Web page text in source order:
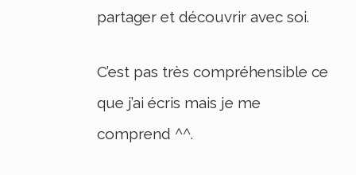
partager et découvrir avec soi.
C’est pas très compréhensible ce
que j’ai écris mais je me
comprend ^^.